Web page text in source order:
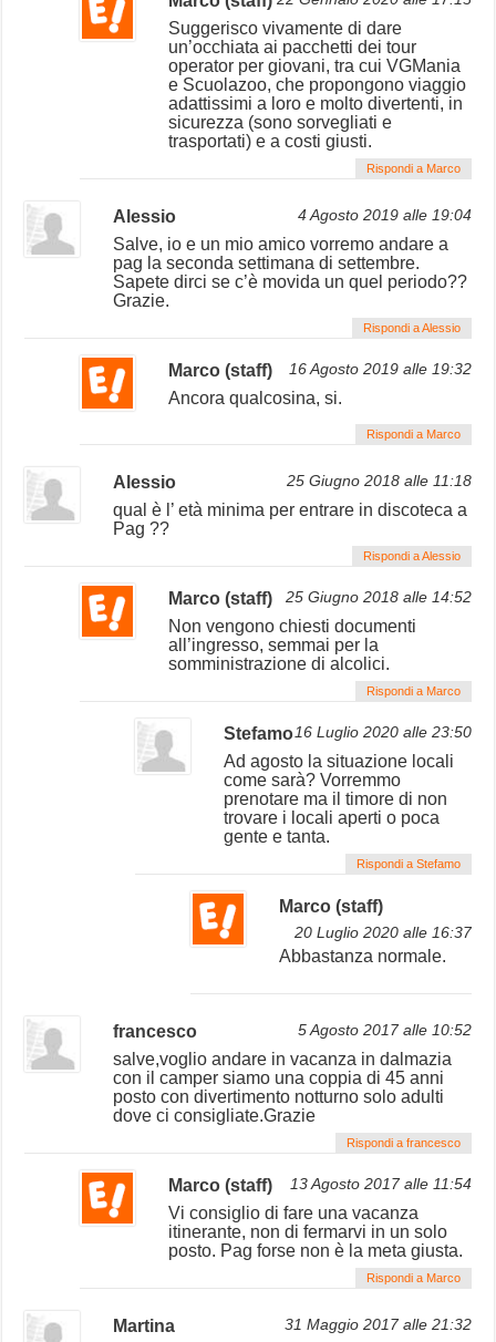
Suggerisco vivamente di dare
un’occhiata ai pacchetti dei tour
operator per giovani, tra cui VGMania
e Scuolazoo, che propongono viaggio
adattissimi a loro e molto divertenti, in
sicurezza (sono sorvegliati e
trasportati) e a costi giusti.
Rispondi a Marco
Alessio 4 Agosto 2019 alle 19:04
Salve, io e un mio amico vorremo andare a
pag la seconda settimana di settembre.
Sapete dirci se c’è movida un quel periodo??
Grazie.
Rispondi a Alessio
Marco (staff) 16 Agosto 2019 alle 19:32
Ancora qualcosina, si.
Rispondi a Marco
Alessio 25 Giugno 2018 alle 11:18
qual è l’ età minima per entrare in discoteca a
Pag ??
Rispondi a Alessio
Marco (staff) 25 Giugno 2018 alle 14:52
Non vengono chiesti documenti
all’ingresso, semmai per la
somministrazione di alcolici.
Rispondi a Marco
Stefamo 16 Luglio 2020 alle 23:50
Ad agosto la situazione locali
come sarà? Vorremmo
prenotare ma il timore di non
trovare i locali aperti o poca
gente e tanta.
Rispondi a Stefamo
Marco (staff)
20 Luglio 2020 alle 16:37
Abbastanza normale.
francesco 5 Agosto 2017 alle 10:52
salve,voglio andare in vacanza in dalmazia
con il camper siamo una coppia di 45 anni
posto con divertimento notturno solo adulti
dove ci consigliate.Grazie
Rispondi a francesco
Marco (staff) 13 Agosto 2017 alle 11:54
Vi consiglio di fare una vacanza
itinerante, non di fermarvi in un solo
posto. Pag forse non è la meta giusta.
Rispondi a Marco
Martina 31 Maggio 2017 alle 21:32